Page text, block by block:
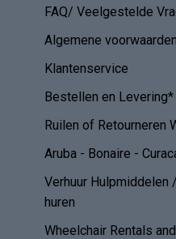
FAQ/ Veelgestelde
Algemene voorwaarden
Klantenservice
Bestellen en Levering*
Ruilen of Retourneren
Aruba - Bonaire -
Verhuur Hulpmiddelen
huren
Wheelchair Rentals